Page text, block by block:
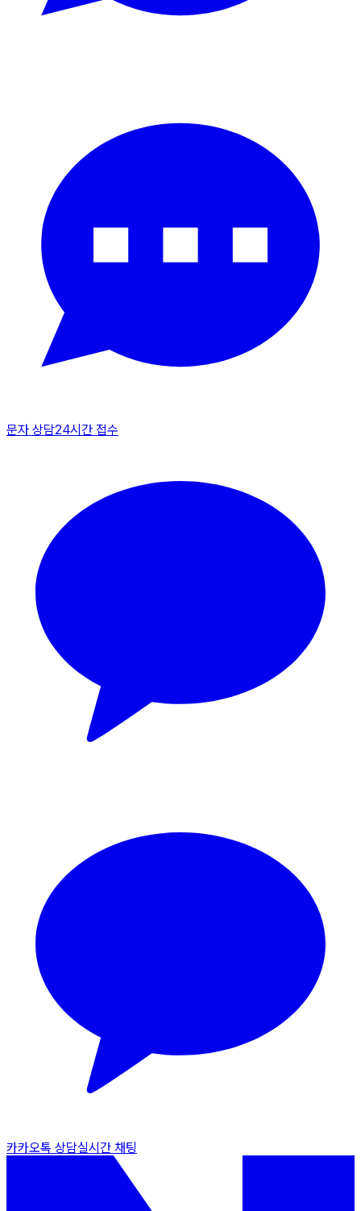
문자 상담24시간 접수
카카오톡 상담실시간 채팅